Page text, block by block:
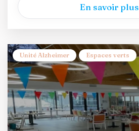
En savoir plus
Unité Alzheimer Espaces verts